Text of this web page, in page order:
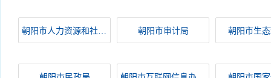
朝阳市人力资源和社会保障局 朝阳市审计局 朝阳市生